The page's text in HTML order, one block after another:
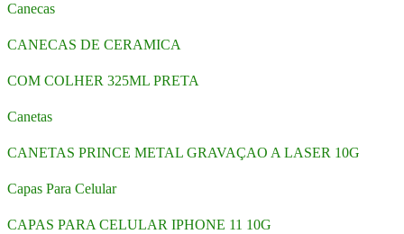
Canecas
CANECAS DE CERAMICA
COM COLHER 325ML PRETA
Canetas
CANETAS PRINCE METAL GRAVAÇAO A LASER 10G
Capas Para Celular
CAPAS PARA CELULAR IPHONE 11 10G